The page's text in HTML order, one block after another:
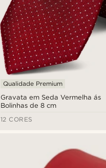
Gravata em Seda Vermelha ás
Bolinhas de 8 cm
Qualidade Premium
12 CORES